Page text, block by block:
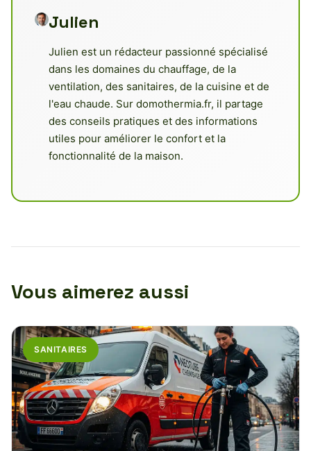
Julien
Julien est un rédacteur passionné spécialisé
dans les domaines du chauffage, de la
ventilation, des sanitaires, de la cuisine et de
l'eau chaude. Sur domothermia.fr, il partage
des conseils pratiques et des informations
utiles pour améliorer le confort et la
fonctionnalité de la maison.
Vous aimerez aussi
SANITAIRES